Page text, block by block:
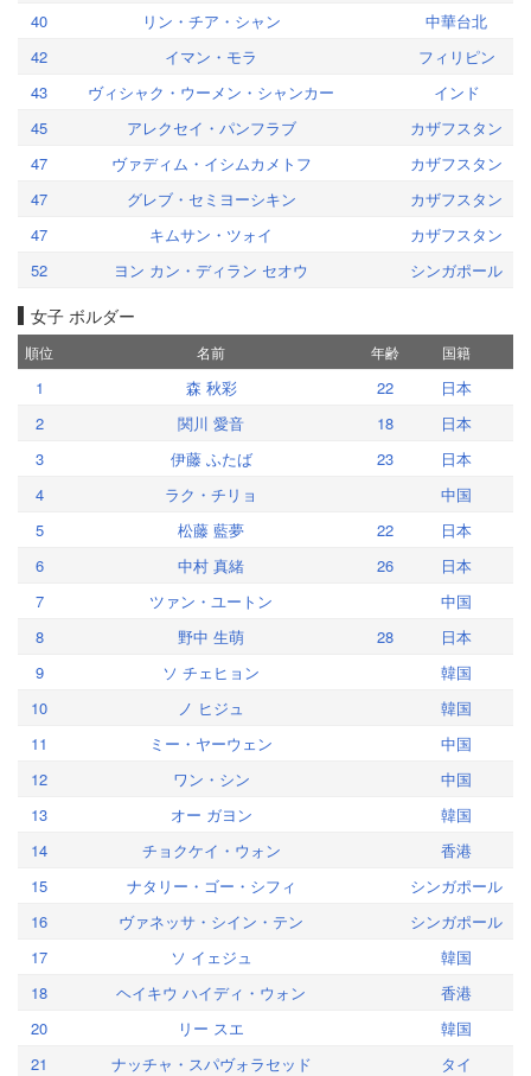
40
リン・チア・シャン
中華台北
42
イマン・モラ
フィリピン
43
ヴィシャク・ウーメン・シャンカー
インド
45
アレクセイ・パンフラブ
カザフスタン
47
ヴァディム・イシムカメトフ
カザフスタン
47
グレブ・セミヨーシキン
カザフスタン
47
キムサン・ツォイ
カザフスタン
52
ヨン カン・ディラン セオウ シンガポール
女子 ボルダー
順位 名前 年齢 国籍
1 森 秋彩 22
日本
2
関川 愛音 18
日本
3
伊藤 ふたば 23
日本
4
ラク・チリョ
中国
5
松藤 藍夢 22
日本
6
中村 真緒 26
日本
7
ツァン・ユートン
中国
8
野中 生萌 28
日本
9
ソ チェヒョン
韓国
10
ノ ヒジュ
韓国
11
ミー・ヤーウェン
中国
12
ワン・シン
中国
13
オー ガヨン
韓国
14
チョクケイ・ウォン
香港
15
ナタリー・ゴー・シフィ
シンガポール
16
ヴァネッサ・シイン・テン
シンガポール
17
ソ イェジュ
韓国
18
ヘイキウ ハイディ・ウォン
香港
20
リー スエ
韓国
21
ナッチャ・スパヴォラセッド
タイ